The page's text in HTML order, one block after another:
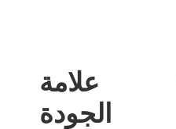
علامة
الجودة